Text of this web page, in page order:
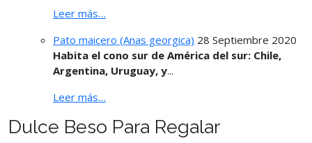
Leer más…
Pato maicero (Anas georgica) 28 Septiembre 2020
Habita el cono sur de América del sur: Chile,
Argentina, Uruguay, y...
Leer más…
Dulce Beso Para Regalar